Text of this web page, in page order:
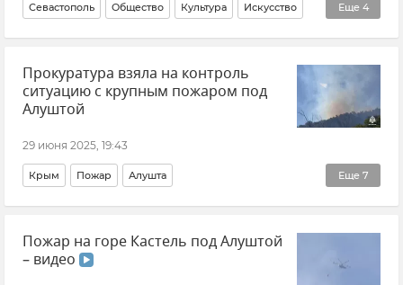
Еще 4
Севастополь Общество Культура Искусство
Театр оперы и балета в Севастополе
Новости Севастополя Крым
Российская галерея искусств в Севастополе
Прокуратура взяла на контроль
ситуацию с крупным пожаром под
Алуштой
29 июня 2025, 19:43
Еще 7
Крым Пожар Алушта
Прокуратура Республики Крым Происшествия
Природа Экология Леса Крыма
Пожар на горе Кастель под Алуштой
– видео